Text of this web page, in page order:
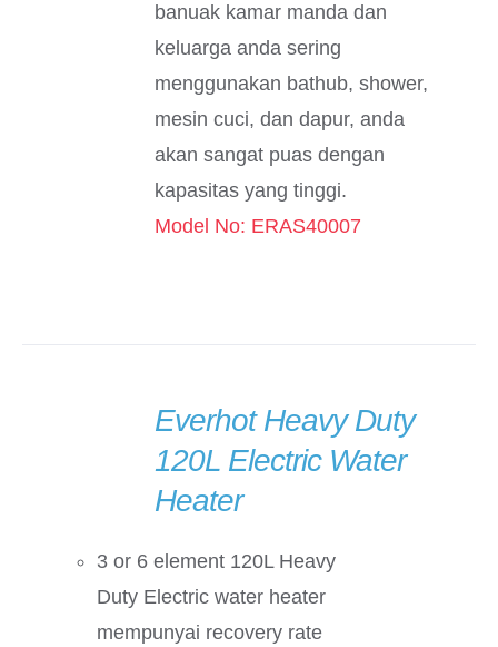
banuak kamar manda dan
keluarga anda sering
menggunakan bathub, shower,
mesin cuci, dan dapur, anda
akan sangat puas dengan
kapasitas yang tinggi.
Model No: ERAS40007
Everhot Heavy Duty
120L Electric Water
Heater
3 or 6 element 120L Heavy
Duty Electric water heater
mempunyai recovery rate